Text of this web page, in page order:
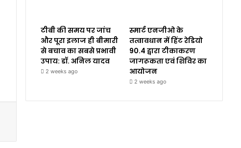
टीबी की समय पर जांच
और पूरा इलाज ही बीमारी
से बचाव का सबसे प्रभावी
उपाय: डॉ. अनिल यादव
2 weeks ago
स्मार्ट एनजीओ के
तत्वावधान में हिंट रेडियो
90.4 द्वारा टीकाकरण
जागरूकता एवं शिविर का
आयोजन
2 weeks ago